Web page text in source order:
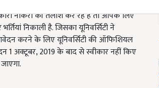
नौकरी की तलाश कर रहे है तो आपके लिए
निकाली है. जिसका यूनिवर्सिटी ने
करने के लिए यूनिवर्सिटी की ऑफिशियल
अक्टूबर, 2019 के बाद से स्वीकार नहीं किए